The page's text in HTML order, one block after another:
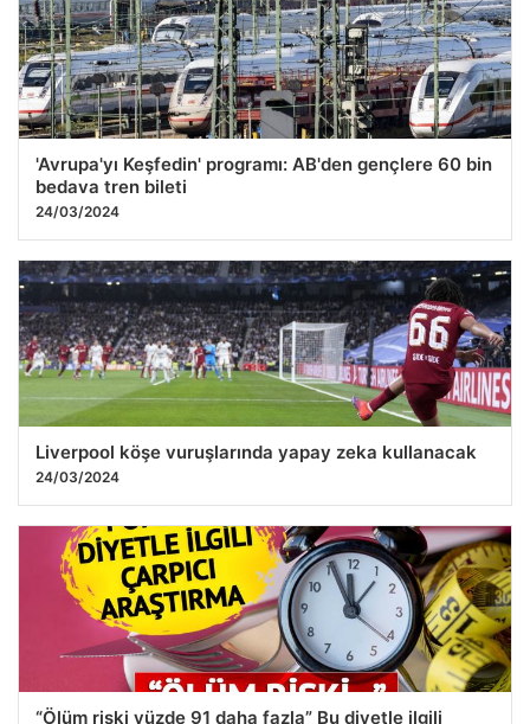
'Avrupa'yı Keşfedin' programı: AB'den gençlere 60 bin
bedava tren bileti
24/03/2024
Liverpool köşe vuruşlarında yapay zeka kullanacak
24/03/2024
“Ölüm riski yüzde 91 daha fazla” Bu diyetle ilgili